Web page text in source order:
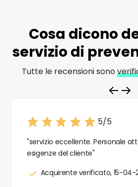
Cosa dicono
servizio di
Tutte le recensioni sono
5/5
"servizio eccellente. Personale
esigenze del cliente"
Acquirente verificato, 15-04-